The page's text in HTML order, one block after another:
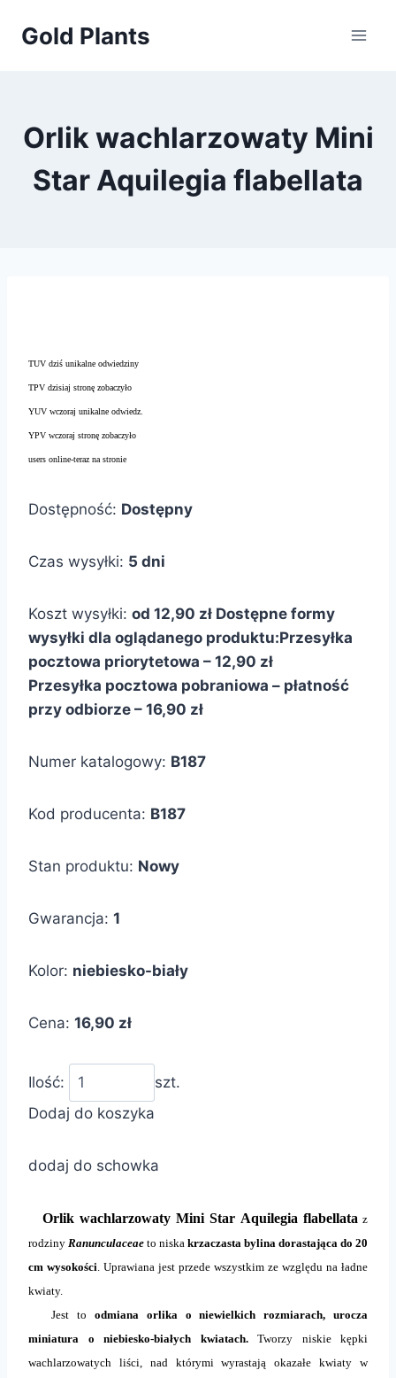
Gold Plants
Orlik wachlarzowaty Mini
Star Aquilegia flabellata
TUV dziś unikalne odwiedziny
TPV dzisiaj stronę zobaczyło
YUV wczoraj unikalne odwiedz.
YPV wczoraj stronę zobaczyło
users online-teraz na stronie
Dostępność: Dostępny
Czas wysyłki: 5 dni
Koszt wysyłki: od 12,90 zł Dostępne formy
wysyłki dla oglądanego produktu:Przesyłka
pocztowa priorytetowa – 12,90 zł
Przesyłka pocztowa pobraniowa – płatność
przy odbiorze – 16,90 zł
Numer katalogowy: B187
Kod producenta: B187
Stan produktu: Nowy
Gwarancja: 1
Kolor: niebiesko-biały
Cena: 16,90 zł
Ilość:
szt.
Dodaj do koszyka
dodaj do schowka
Orlik wachlarzowaty Mini Star Aquilegia flabellata z
rodziny Ranunculaceae to niska krzaczasta bylina dorastająca do 20
cm wysokości . Uprawiana jest przede wszystkim ze względu na ładne
kwiaty.
Jest to odmiana orlika o niewielkich rozmiarach, urocza
miniatura o niebiesko-białych kwiatach.Tworzy niskie kępki
wachlarzowatych liści, nad którymi wyrastają okazałe kwiaty w